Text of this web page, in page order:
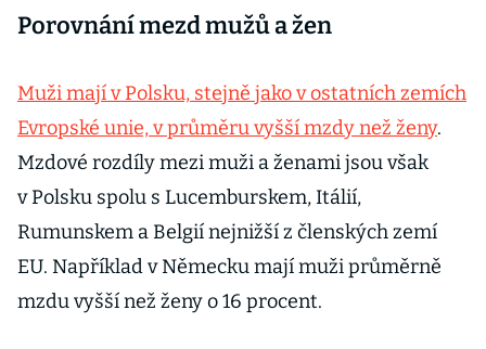
Porovnání mezd mužů a žen
Muži mají v Polsku, stejně jako v ostatních zemích
Evropské unie, v průměru vyšší mzdy než ženy.
Mzdové rozdíly mezi muži a ženami jsou však
v Polsku spolu s Lucemburskem, Itálií,
Rumunskem a Belgií nejnižší z členských zemí
EU. Například v Německu mají muži průměrně
mzdu vyšší než ženy o 16 procent.